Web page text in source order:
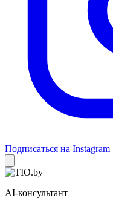
Подписаться на Instagram
AI-консультант